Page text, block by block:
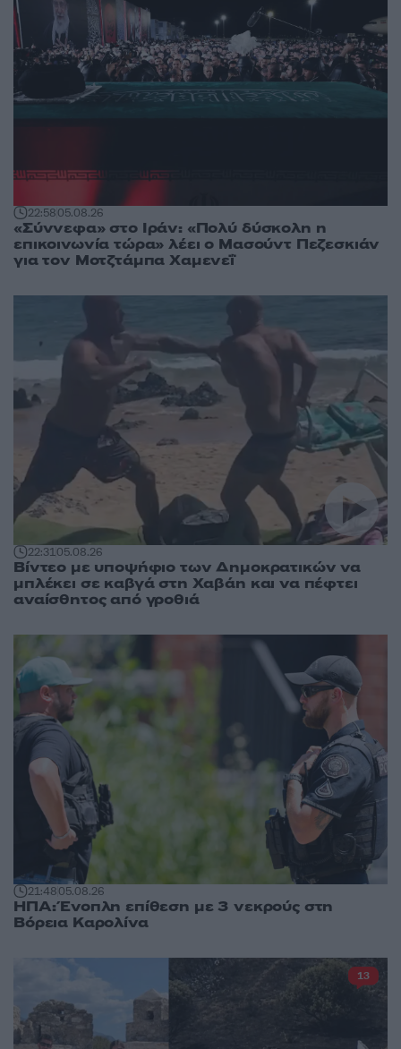
22:5805.08.26
«Σύννεφα» στο Ιράν: «Πολύ δύσκολη η
επικοινωνία τώρα» λέει ο Μασούντ Πεζεσκιάν
για τον Μοτζτάμπα Χαμενεΐ
22:3105.08.26
Βίντεο με υποψήφιο των Δημοκρατικών να
μπλέκει σε καβγά στη Χαβάη και να πέφτει
αναίσθητος από γροθιά
21:4805.08.26
ΗΠΑ: Ένοπλη επίθεση με 3 νεκρούς στη
Βόρεια Καρολίνα
13